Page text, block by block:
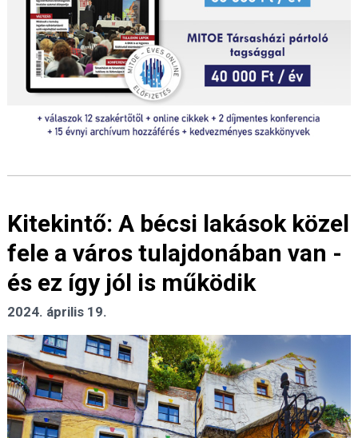
Kitekintő: A bécsi lakások közel
fele a város tulajdonában van -
és ez így jól is működik
2024. április 19.